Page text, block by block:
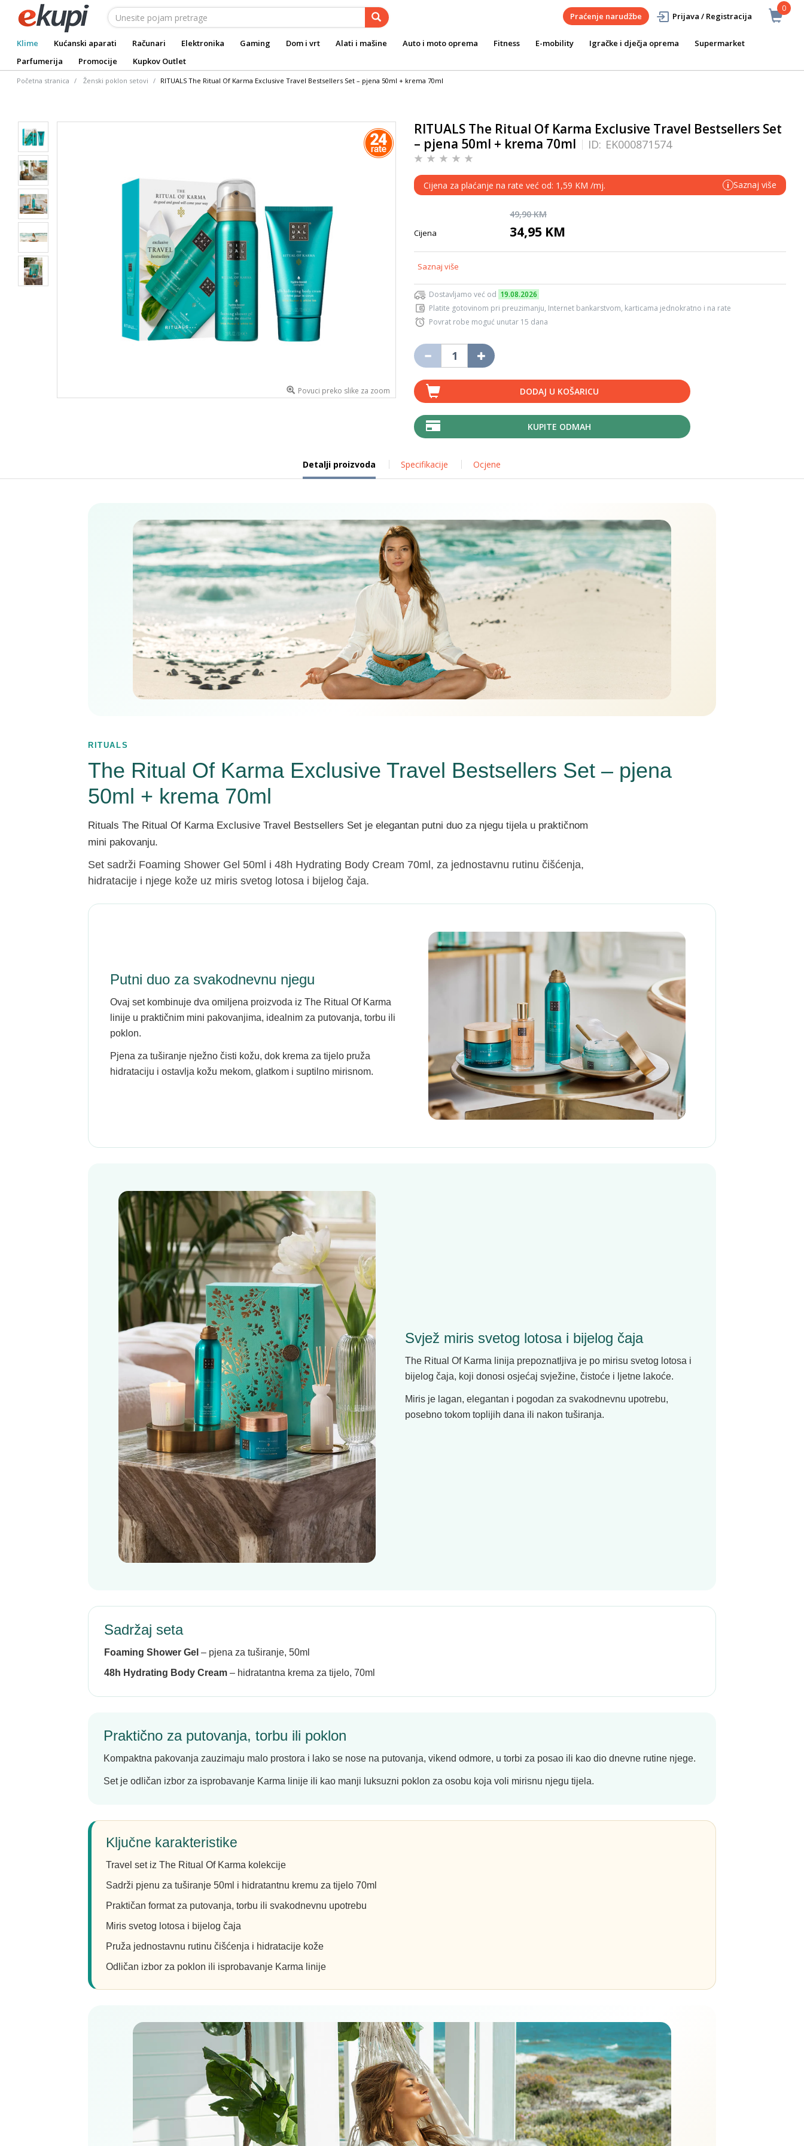
0
Praćenje narudžbe Prijava / Registracija
Klime Kućanski aparati Računari Elektronika Gaming Dom i vrt Alati i mašine Auto i moto oprema Fitness E-mobility Igračke i dječja oprema
Supermarket
Parfumerija
Promocije Kupkov Outlet
Početna stranica Ženski poklon setovi RITUALS The Ritual Of Karma Exclusive Travel Bestsellers Set – pjena 50ml + krema 70ml
Povuci preko slike za zoom
RITUALS The Ritual Of Karma Exclusive Travel Bestsellers Set
– pjena 50ml + krema 70ml
ID: EK000871574
Cijena za plaćanje na rate već od: 1,59 KM /mj. i Saznaj više
49,90 KM
Cijena 34,95 KM
Saznaj više
Dostavljamo već od 19.08.2026
Platite gotovinom pri preuzimanju, Internet bankarstvom, karticama jednokratno i na rate
Povrat robe moguć unutar 15 dana
DODAJ U KOŠARICU
KUPITE ODMAH
Detalji proizvoda Specifikacije Ocjene
RITUALS
The Ritual Of Karma Exclusive Travel Bestsellers Set – pjena
50ml + krema 70ml
Rituals The Ritual Of Karma Exclusive Travel Bestsellers Set je elegantan putni duo za njegu tijela u praktičnom
mini pakovanju.
Set sadrži Foaming Shower Gel 50ml i 48h Hydrating Body Cream 70ml, za jednostavnu rutinu čišćenja,
hidratacije i njege kože uz miris svetog lotosa i bijelog čaja.
Putni duo za svakodnevnu njegu
Ovaj set kombinuje dva omiljena proizvoda iz The Ritual Of Karma
linije u praktičnim mini pakovanjima, idealnim za putovanja, torbu ili
poklon.
Pjena za tuširanje nježno čisti kožu, dok krema za tijelo pruža
hidrataciju i ostavlja kožu mekom, glatkom i suptilno mirisnom.
Svjež miris svetog lotosa i bijelog čaja
The Ritual Of Karma linija prepoznatljiva je po mirisu svetog lotosa i
bijelog čaja, koji donosi osjećaj svježine, čistoće i ljetne lakoće.
Miris je lagan, elegantan i pogodan za svakodnevnu upotrebu,
posebno tokom toplijih dana ili nakon tuširanja.
Sadržaj seta
Foaming Shower Gel – pjena za tuširanje, 50ml
48h Hydrating Body Cream – hidratantna krema za tijelo, 70ml
Praktično za putovanja, torbu ili poklon
Kompaktna pakovanja zauzimaju malo prostora i lako se nose na putovanja, vikend odmore, u torbi za posao ili kao dio dnevne rutine njege.
Set je odličan izbor za isprobavanje Karma linije ili kao manji luksuzni poklon za osobu koja voli mirisnu njegu tijela.
Ključne karakteristike
Travel set iz The Ritual Of Karma kolekcije
Sadrži pjenu za tuširanje 50ml i hidratantnu kremu za tijelo 70ml
Praktičan format za putovanja, torbu ili svakodnevnu upotrebu
Miris svetog lotosa i bijelog čaja
Pruža jednostavnu rutinu čišćenja i hidratacije kože
Odličan izbor za poklon ili isprobavanje Karma linije